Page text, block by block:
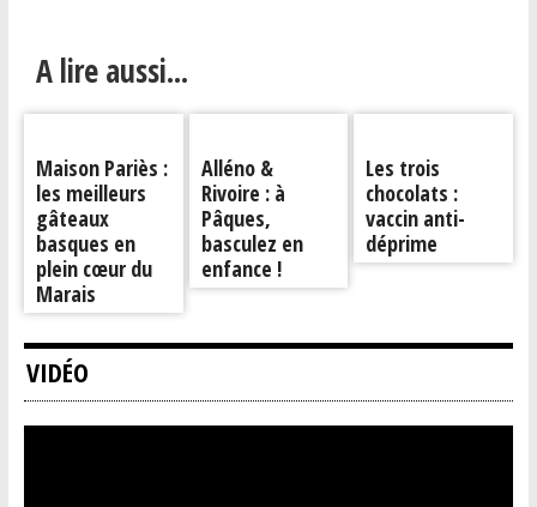
A lire aussi...
Maison Pariès :
les meilleurs
gâteaux
basques en
plein cœur du
Marais
Alléno &
Rivoire : à
Pâques,
basculez en
enfance !
Les trois
chocolats :
vaccin anti-
déprime
VIDÉO